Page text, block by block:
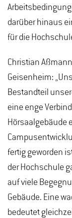
darüber hinaus
für die
Christian
Geisenheim:
Bestandteil
eine enge
Hörsaalgebäude
fertig geworden
der Hochschule
auf viele
Gebäude. Eine
bedeutet